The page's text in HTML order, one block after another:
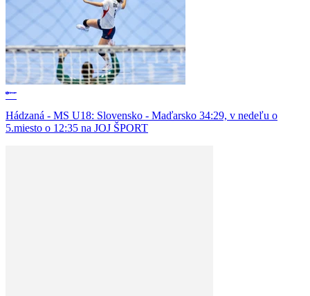
Hádzaná - MS U18: Slovensko - Maďarsko 34:29, v nedeľu o
5.miesto o 12:35 na JOJ ŠPORT